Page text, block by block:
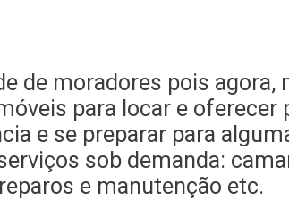
de moradores pois agora,
para locar e oferecer
e se preparar para
sob demanda:
e manutenção etc.